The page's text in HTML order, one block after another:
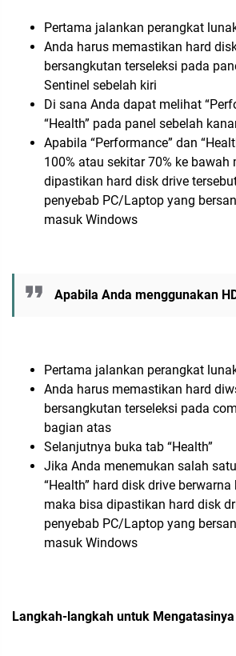
Pertama jalankan perangkat
Anda harus memastikan hard
bersangkutan terseleksi pada
Sentinel sebelah kiri
Di sana Anda dapat melihat
“Health” pada panel sebelah
Apabila “Performance” dan
100% atau sekitar 70% ke bawah
dipastikan hard disk drive
penyebab PC/Laptop yang
masuk Windows
Apabila Anda menggunakan
Pertama jalankan perangkat
Anda harus memastikan hard
bersangkutan terseleksi pada
bagian atas
Selanjutnya buka tab “Health”
Jika Anda menemukan salah
“Health” hard disk drive
maka bisa dipastikan hard disk
penyebab PC/Laptop yang
masuk Windows
Langkah-langkah untuk Mengatasinya